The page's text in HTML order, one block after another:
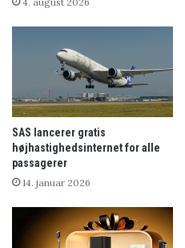
SAS lancerer gratis
højhastighedsinternet for alle
passagerer
14. januar 2026